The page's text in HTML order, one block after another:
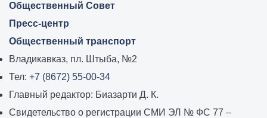
Общественный Совет
Пресс-центр
Общественный транспорт
Владикавказ, пл. Штыба, №2
Тел: +7 (8672) 55-00-34
Главный редактор: Биазарти Д. К.
Свидетельство о регистрации СМИ ЭЛ № ФС 77 –